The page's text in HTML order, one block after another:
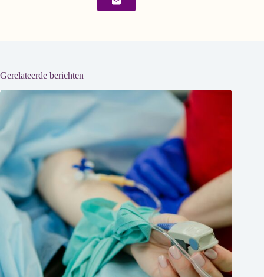
Gerelateerde berichten